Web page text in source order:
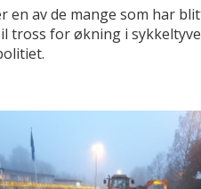
en av de mange som har
tross for økning i